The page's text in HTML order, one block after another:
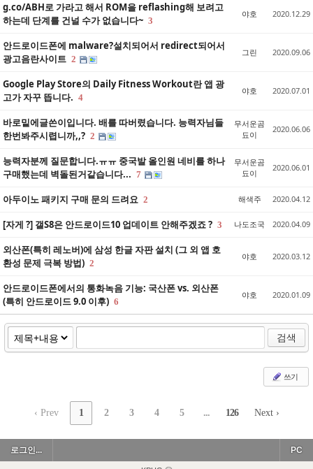
g.co/ABH로 가라고 해서 ROM을 reflashing해 보려고
하는데 단계를 건널 수가 없습니다~ 3
야호 2020.12.29
안드로이드폰에 malware?설치되어서 redirect되어서
광고음란사이트 2
그린 2020.09.06
Google Play Store의 Daily Fitness Workout란 앱 광
고가 자꾸 뜹니다. 4
야호 2020.07.01
바로밑에글쓴이입니다. 배를 따버렸습니다. 능력자님들
한번봐주시렵니까,,? 2
무서운곰
됴이
2020.06.06
능력자분께 질문합니다.ㅠㅠ 중국발 올인원 네비를 하나
구매했는데 벽돌된거같습니다... 7
무서운곰
됴이
2020.06.01
아두이노 패키지 구매 문의 드려요 2 해색주 2020.04.12
[자게 ?] 갤S8은 안드로이드10 업데이트 안해주겠죠 ? 3 나도조국 2020.04.09
외산폰(특히 레노버)에 삼성 한글 자판 설치 (그 외 앱 호
환성 문제 극복 방법) 2
야호 2020.03.12
안드로이드폰에서의 통화녹음 기능: 국산폰 vs. 외산폰
(특히 안드로이드 9.0 이후) 6
야호 2020.01.09
검색
쓰기
‹ Prev 1 2 3 4 5 ... 126 Next ›
로그인... PC